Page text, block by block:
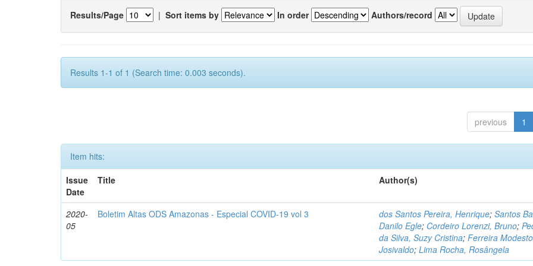
Results/Page | Sort items by In order Authors/record
Results 1-1 of 1 (Search time: 0.003 seconds).
previous 1
Item hits:
Issue
Date
Title Author(s)
2020-
05
Boletim Altas ODS Amazonas - Especial COVID-19 vol 3 dos Santos Pereira, Henrique;Santos
Danilo Egle; Cordeiro Lorenzi, Bruno;
da Silva, Suzy Cristina;Ferreira
Josivaldo;Lima Rocha, Rosângela